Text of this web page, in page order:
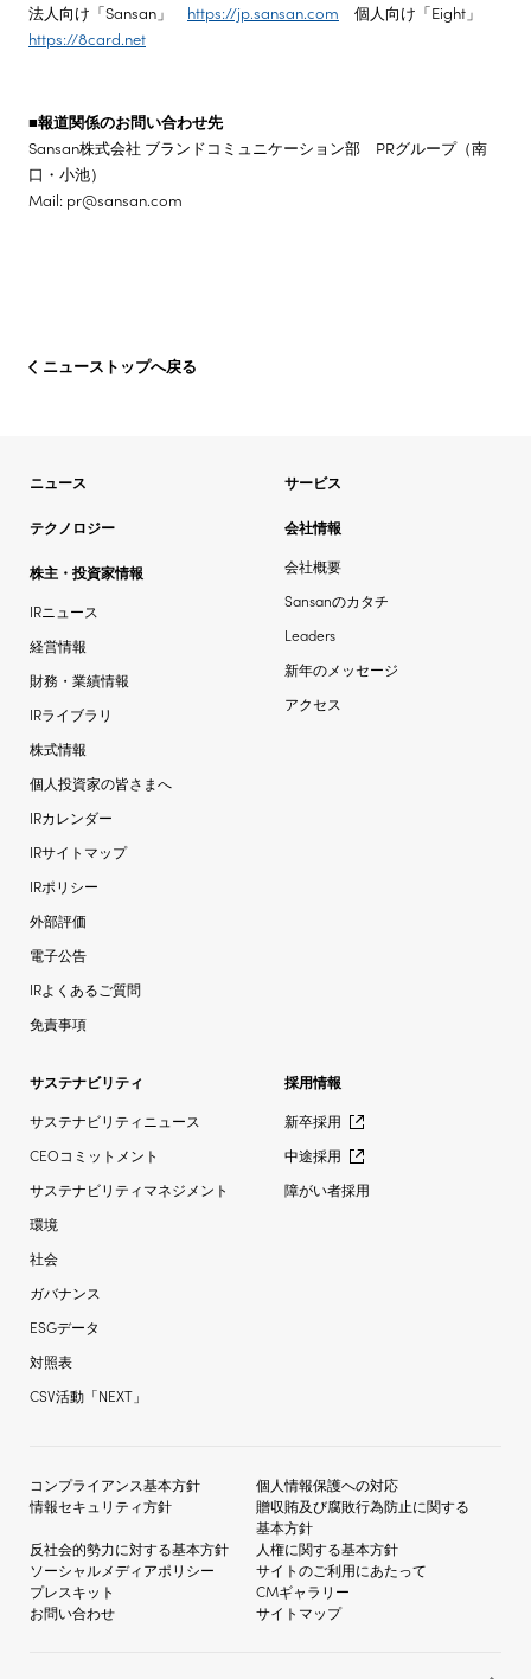
法人向け「Sansan」 https://jp.sansan.com 個人向け「Eight」
https://8card.net
■報道関係のお問い合わせ先
Sansan株式会社 ブランドコミュニケーション部 PRグループ（南
口・小池）
Mail: pr@sansan.com
ニューストップへ戻る
ニュース サービス
テクノロジー
会社情報
会社概要
Sansanのカタチ
Leaders
新年のメッセージ
アクセス
株主・投資家情報
IRニュース
経営情報
財務・業績情報
IRライブラリ
株式情報
個人投資家の皆さまへ
IRカレンダー
IRサイトマップ
IRポリシー
外部評価
電子公告
IRよくあるご質問
免責事項
サステナビリティ
サステナビリティニュース
CEOコミットメント
サステナビリティマネジメント
環境
社会
ガバナンス
ESGデータ
対照表
CSV活動「NEXT」
採用情報
新卒採用
中途採用
障がい者採用
コンプライアンス基本方針
個人情報保護への対応
情報セキュリティ方針
贈収賄及び腐敗行為防止に関する
基本方針
反社会的勢力に対する基本方針
人権に関する基本方針
ソーシャルメディアポリシー
サイトのご利用にあたって
プレスキット
CMギャラリー
お問い合わせ
サイトマップ